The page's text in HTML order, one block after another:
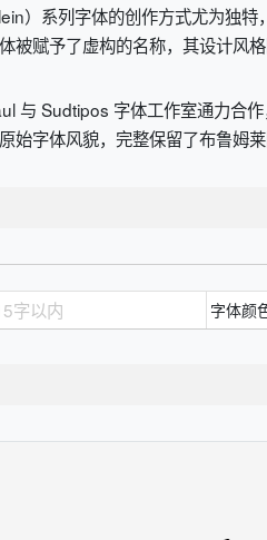
）系列字体的创作方式尤为独
被赋予了虚构的名称，其设计风
与 Sudtipos 字体工作室通力合
始字体风貌，完整保留了布鲁姆
字体颜